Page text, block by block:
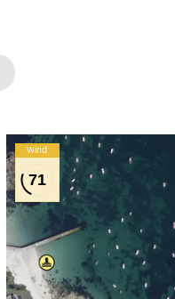
Wind
71